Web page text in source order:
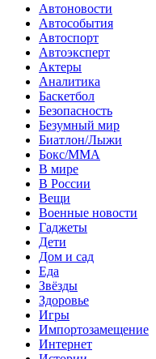
Автоновости
Автособытия
Автоспорт
Автоэксперт
Актеры
Аналитика
Баскетбол
Безопасность
Безумный мир
Биатлон/Лыжи
Бокс/MMA
В мире
В России
Вещи
Военные новости
Гаджеты
Дети
Дом и сад
Еда
Звёзды
Здоровье
Игры
Импортозамещение
Интернет